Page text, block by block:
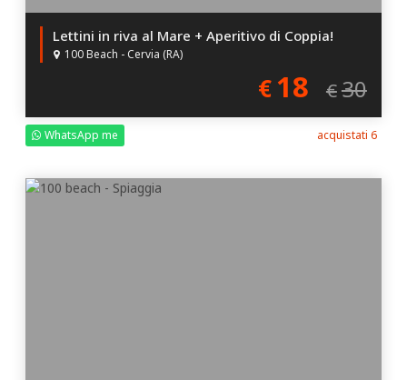
Lettini in riva al Mare + Aperitivo di Coppia!
100 Beach - Cervia (RA)
€18 €30
WhatsApp me acquistati 6